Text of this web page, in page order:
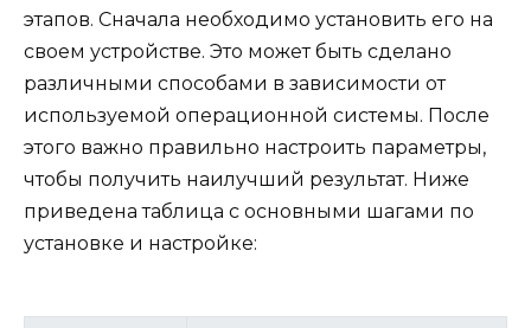
этапов. Сначала необходимо установить его на
своем устройстве. Это может быть сделано
различными способами в зависимости от
используемой операционной системы. После
этого важно правильно настроить параметры,
чтобы получить наилучший результат. Ниже
приведена таблица с основными шагами по
установке и настройке: